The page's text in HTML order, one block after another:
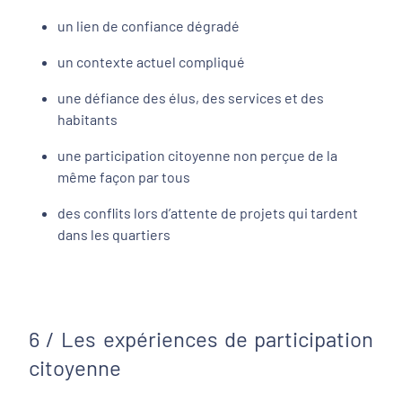
un lien de confiance dégradé
un contexte actuel compliqué
une défiance des élus, des services et des
habitants
une participation citoyenne non perçue de la
même façon par tous
des conflits lors d’attente de projets qui tardent
dans les quartiers
6 / Les expériences de participation
citoyenne